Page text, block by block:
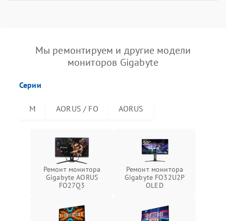
Мы ремонтируем и другие модели
мониторов Gigabyte
Серии
M AORUS / FO AORUS
Ремонт монитора
Gigabyte AORUS
FO27Q3
Ремонт монитора
Gigabyte FO32U2P
OLED